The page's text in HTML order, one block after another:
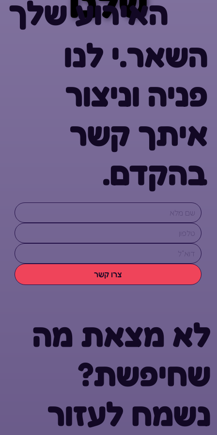
לא מצאת מה
שחיפשת?
נשמח לעזור
האירוע שלך
השאר.י לנו
פניה וניצור
איתך קשר
בהקדם.
צרו קשר